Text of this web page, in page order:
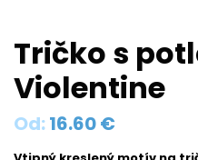
Tričko s
Violentine
Od:16.60€